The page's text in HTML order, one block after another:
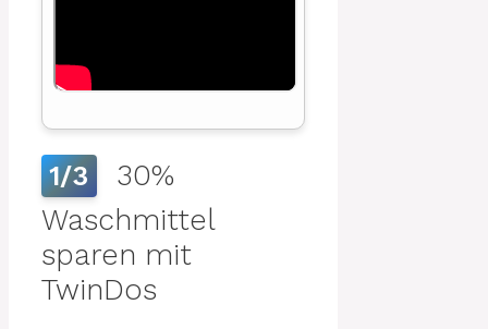
1/3
30%
Waschmittel
sparen mit
TwinDos